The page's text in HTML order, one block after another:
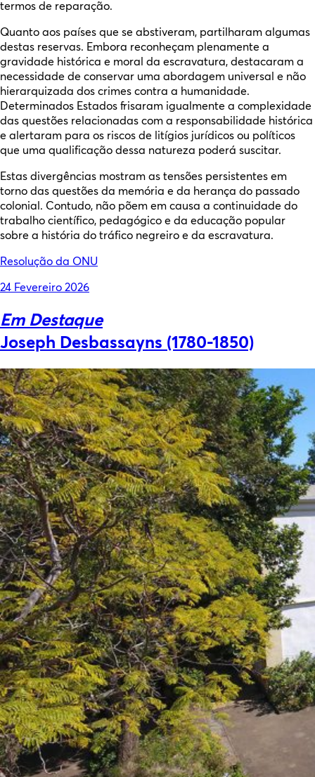
termos de reparação.
Quanto aos países que se abstiveram, partilharam algumas
destas reservas. Embora reconheçam plenamente a
gravidade histórica e moral da escravatura, destacaram a
necessidade de conservar uma abordagem universal e não
hierarquizada dos crimes contra a humanidade.
Determinados Estados frisaram igualmente a complexidade
das questões relacionadas com a responsabilidade histórica
e alertaram para os riscos de litígios jurídicos ou políticos
que uma qualificação dessa natureza poderá suscitar.
Estas divergências mostram as tensões persistentes em
torno das questões da memória e da herança do passado
colonial. Contudo, não põem em causa a continuidade do
trabalho científico, pedagógico e da educação popular
sobre a história do tráfico negreiro e da escravatura.
Resolução da ONU
Posted
24 Fevereiro 2026
Em Destaque
Joseph Desbassayns (1780-1850)